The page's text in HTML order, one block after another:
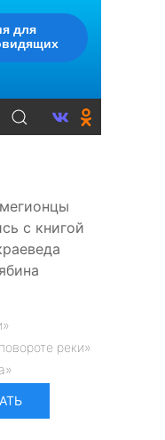
для
с книгой
реки»